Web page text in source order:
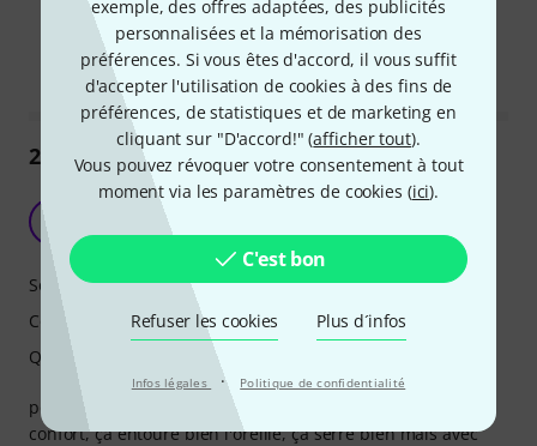
exemple, des offres adaptées, des publicités
personnalisées et la mémorisation des
préférences. Si vous êtes d'accord, il vous suffit
d'accepter l'utilisation de cookies à des fins de
préférences, de statistiques et de marketing en
cliquant sur "D'accord!" (afficher tout).
Vous pouvez révoquer votre consentement à tout
moment via les paramètres de cookies (ici).
C'est bon
Refuser les cookies Plus d´infos
Infos légales · Politique de confidentialité
Ce résumé est-il utile ?
Marquer ce résumé comme utile
Marquer ce résumé comme
2910 Commentaires
Super casque
k43r17h 07.01.2022
positif:
confort, ça entoure bien l'oreille, ça serre bien mais avec
Son
Confort
Qualité de fabrication